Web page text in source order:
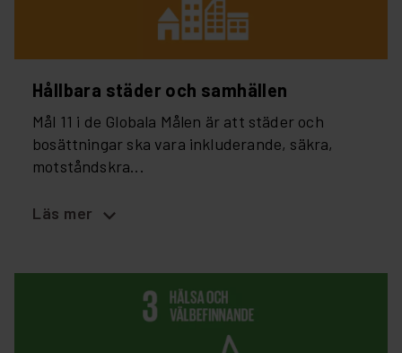
Hållbara städer och samhällen
Mål 11 i de Globala Målen är att städer och
bosättningar ska vara inkluderande, säkra,
motståndskra...
Läs mer expand_more